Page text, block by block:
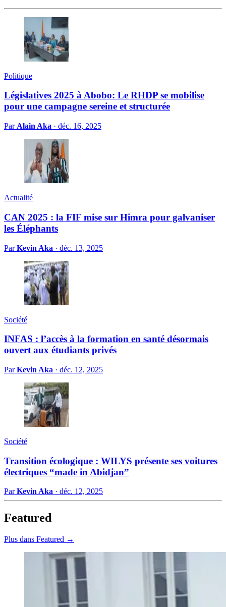
Politique
Législatives 2025 à Abobo: Le RHDP se mobilise
pour une campagne sereine et structurée
Par Alain Aka · déc. 16, 2025
Actualité
CAN 2025 : la FIF mise sur Himra pour galvaniser
les Éléphants
ParKevin Aka · déc. 13, 2025
Société
INFAS : l’accès à la formation en santé désormais
ouvert aux étudiants privés
ParKevin Aka · déc. 12, 2025
Société
Transition écologique : WILYS présente ses voitures
électriques “made in Abidjan”
ParKevin Aka · déc. 12, 2025
Featured
Plus dans Featured →